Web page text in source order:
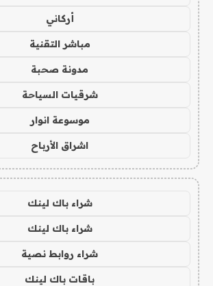
أركاني
مباشر التقنية
مدونة صحبة
شرقيات السياحة
موسوعة انوار
اشراق الأرباح
شراء باك لينك
شراء باك لينك
شراء روابط نصية
باقات باك لينك